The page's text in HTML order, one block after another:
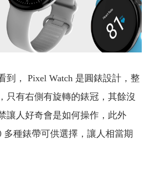
到， Pixel Watch 是圓錶設計，整
只有右側有旋轉的錶冠，其餘沒
讓人好奇會是如何操作，此外
多種錶帶可供選擇，讓人相當期